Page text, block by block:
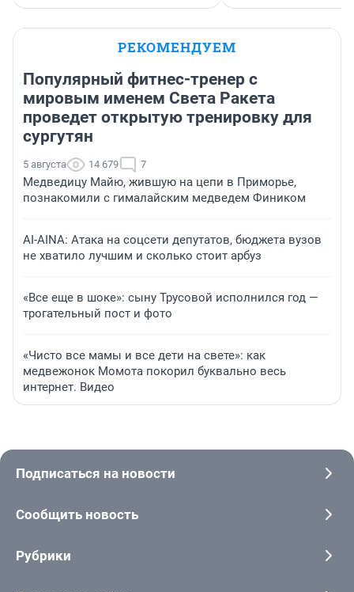
РЕКОМЕНДУЕМ
Популярный фитнес-тренер с
мировым именем Света Ракета
проведет открытую тренировку для
сургутян
5 августа 14 679 7
Медведицу Майю, жившую на цепи в Приморье,
познакомили с гималайским медведем Фиником
AI-AINA: Атака на соцсети депутатов, бюджета вузов
не хватило лучшим и сколько стоит арбуз
«Все еще в шоке»: сыну Трусовой исполнился год —
трогательный пост и фото
«Чисто все мамы и все дети на свете»: как
медвежонок Момота покорил буквально весь
интернет. Видео
Подписаться на новости
Сообщить новость
Рубрики